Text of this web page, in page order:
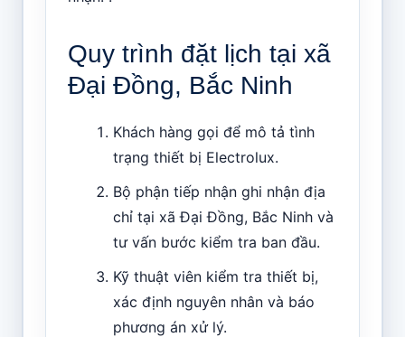
Quy trình đặt lịch tại xã
Đại Đồng, Bắc Ninh
Khách hàng gọi để mô tả tình
trạng thiết bị Electrolux.
Bộ phận tiếp nhận ghi nhận địa
chỉ tại xã Đại Đồng, Bắc Ninh và
tư vấn bước kiểm tra ban đầu.
Kỹ thuật viên kiểm tra thiết bị,
xác định nguyên nhân và báo
phương án xử lý.